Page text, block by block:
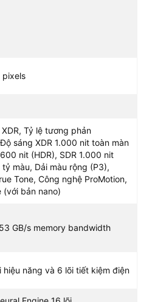
hỗ trợ từ GPU 10 lõi và Neural
lý mượt mà các ứng dụng đồ
năng thông minh dựa trên
Tỷ lệ tương phản
sáng XDR 1.000 nit toàn màn
nit (HDR), SDR 1.000 nit
màu, Dải màu rộng (P3),
Tone, Công nghệ ProMotion,
bản nano)
GB/s memory bandwidth
hiệu năng và 6 lõi tiết kiệm điện